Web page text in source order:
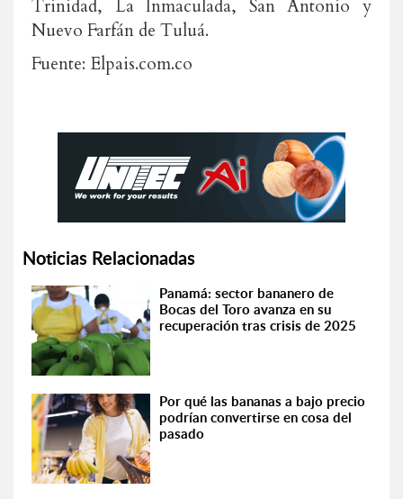
Trinidad, La Inmaculada, San Antonio y
Nuevo Farfán de Tuluá.
Fuente: Elpais.com.co
Noticias Relacionadas
Panamá: sector bananero de
Bocas del Toro avanza en su
recuperación tras crisis de 2025
Por qué las bananas a bajo precio
podrían convertirse en cosa del
pasado